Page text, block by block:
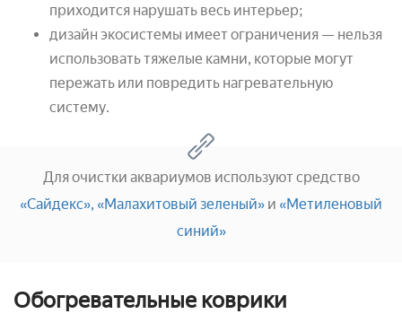
приходится нарушать весь интерьер;
дизайн экосистемы имеет ограничения — нельзя
использовать тяжелые камни, которые могут
пережать или повредить нагревательную
систему.
Для очистки аквариумов используют средство
«Сайдекс», «Малахитовый зеленый» и «Метиленовый
синий»
Обогревательные коврики